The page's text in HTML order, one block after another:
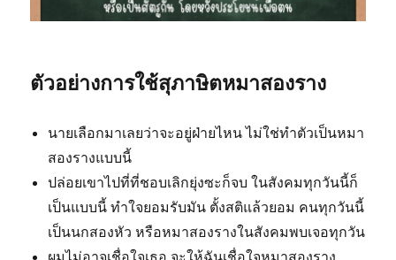
ตัวอย่างการใช้สุภาษิตหมาสองราง
นายเลือกมาเลยว่าจะอยู่ฝ่ายไหน ไม่ใช่ทำตัวเป็นหมา
สองรางแบบนี้
ปล่อยเขาไปที่ที่ชอบเลิกยุ่งซะก็จบ ในสังคมทุกวันนี้ก็
เป็นแบบนี้ ทำใจยอมรับมัน ตั้งสติแล้วยอม คนทุกวันนี้
เป็นนกสองหัว หรือหมาสองรางในสังคมพบเจอทุกวัน
ผมไม่อาจเชื่อใจเธอ จะให้ฉันเชื่อใจหมาสองราง